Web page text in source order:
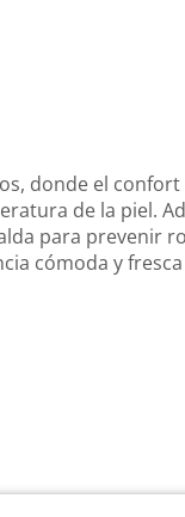
donde el confort
de la piel.
para prevenir
cómoda y